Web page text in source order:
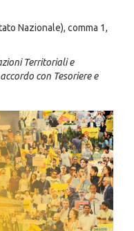
Nazionale), comma 1,
Territoriali e
con Tesoriere e